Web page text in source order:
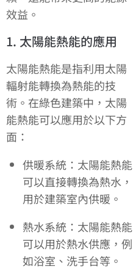
效益。
1. 太陽能熱能的應用
太陽能熱能是指利用太陽
輻射能轉換為熱能的技
術。在綠色建築中，太陽
能熱能可以應用於以下方
面：
供暖系統：太陽能熱能
可以直接轉換為熱水，
用於建築室內供暖。
熱水系統：太陽能熱能
可以用於熱水供應，例
如浴室、洗手台等。